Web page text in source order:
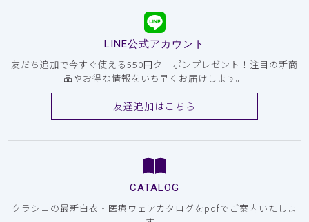
LINE公式アカウント
友だち追加で今すぐ使える550円クーポンプレゼント！注目の新商
品やお得な情報をいち早くお届けします。
友達追加はこちら
CATALOG
クラシコの最新白衣・医療ウェアカタログをpdfでご案内いたしま